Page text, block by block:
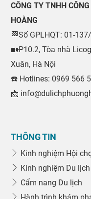
CÔNG TY TNHH
HOÀNG
🏁Số GPLHQT: 01-
🏡P10.2, Tòa nhà
Xuân, Hà Nội
☎️ Hotlines: 0969 566
📩
THÔNG TIN
Kinh nghiệm Hội
Kinh nghiệm Du lịch
Cẩm nang Du lịch